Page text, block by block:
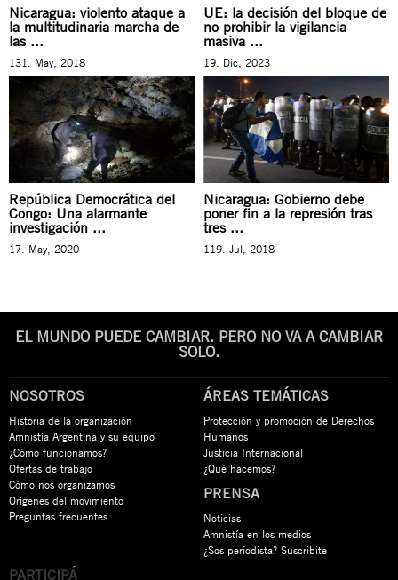
Nicaragua: violento ataque a
la multitudinaria marcha de
las ...
131. May, 2018
UE: la decisión del bloque de
no prohibir la vigilancia
masiva ...
19. Dic, 2023
República Democrática del
Congo: Una alarmante
investigación ...
17. May, 2020
Nicaragua: Gobierno debe
poner fin a la represión tras
tres ...
119. Jul, 2018
EL MUNDO PUEDE CAMBIAR. PERO NO VA A CAMBIAR
SOLO.
NOSOTROS
Historia de la organización
Amnistía Argentina y su equipo
¿Cómo funcionamos?
Ofertas de trabajo
Cómo nos organizamos
Orígenes del movimiento
Preguntas frecuentes
ÁREAS TEMÁTICAS
Protección y promoción de Derechos
Humanos
Justicia Internacional
¿Qué hacemos?
PRENSA
Noticias
Amnistía en los medios
¿Sos periodista? Suscribite
PARTICIPÁ